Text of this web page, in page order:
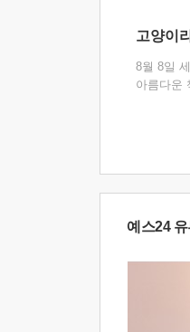
고양이
8월 8일
아름다운
예스24